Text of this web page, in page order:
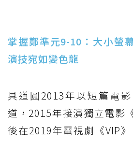
掌握鄭準元9-10：大小螢
演技宛如變色龍
具道圓2013年以短篇電
道，2015年接演獨立電影
後在2019年電視劇《VIP